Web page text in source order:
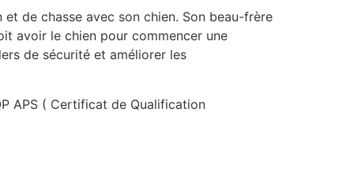
de chasse avec son chien. Son beau-frère
avoir le chien pour commencer une
de sécurité et améliorer les
APS ( Certificat de Qualification